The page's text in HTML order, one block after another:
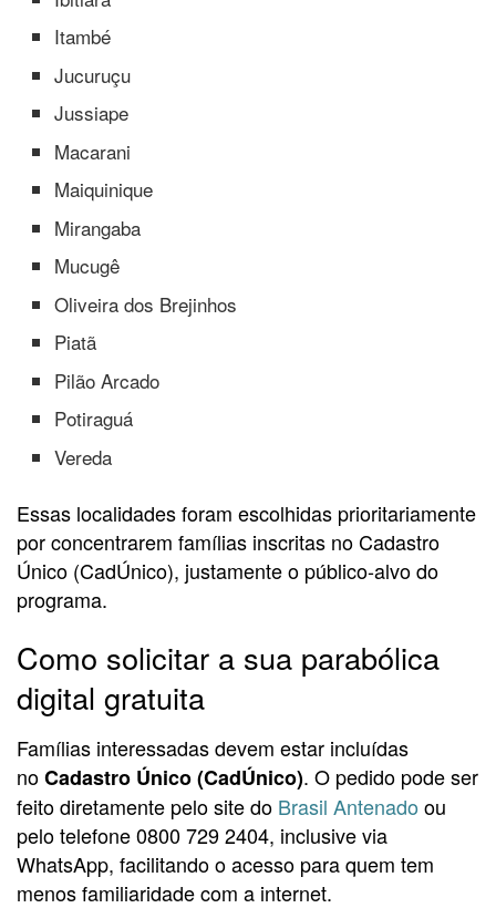
Itambé
Jucuruçu
Jussiape
Macarani
Maiquinique
Mirangaba
Mucugê
Oliveira dos Brejinhos
Piatã
Pilão Arcado
Potiraguá
Vereda
Essas localidades foram escolhidas prioritariamente
por concentrarem famílias inscritas no Cadastro
Único (CadÚnico), justamente o público-alvo do
programa.
Como solicitar a sua parabólica
digital gratuita
Famílias interessadas devem estar incluídas
noCadastro Único (CadÚnico). O pedido pode ser
feito diretamente pelo site do Brasil Antenado ou
pelo telefone 0800 729 2404, inclusive via
WhatsApp, facilitando o acesso para quem tem
menos familiaridade com a internet.